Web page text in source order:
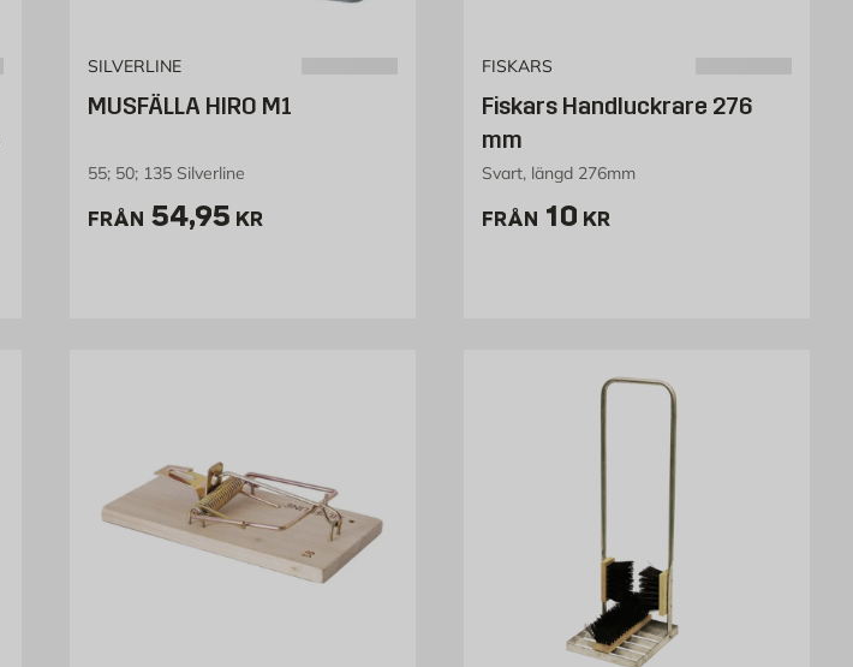
SILVERLINE
MUSFÄLLA HIRO M1
55; 50; 135 Silverline
FRÅN Pris 54.95 kr
54,95 KR
FISKARS
Fiskars Handluckrare 276
mm
Svart, längd 276mm
FRÅN Pris 10 kr
10 KR